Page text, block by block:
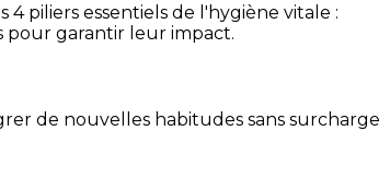
piliers essentiels de l'hygiène vitale :
pour garantir leur impact.
de nouvelles habitudes sans surcharge